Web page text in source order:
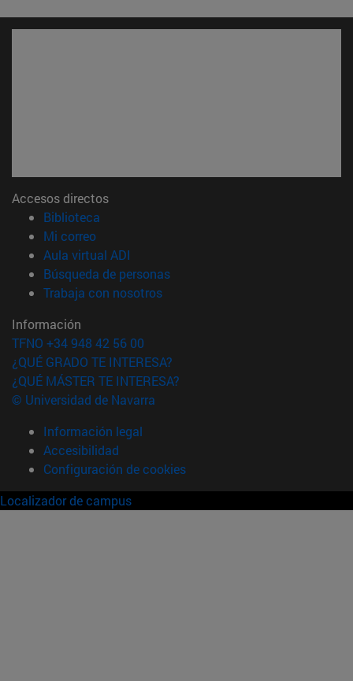
Accesos directos
Biblioteca
Mi correo(abre en nueva ventana)
Aula virtual ADI
Búsqueda de personas(abre en nueva ventana)
Trabaja con nosotros(abre en nueva ventana)
Información
TFNO +34 948 42 56 00
¿QUÉ GRADO TE INTERESA?
¿QUÉ MÁSTER TE INTERESA?
© Universidad de Navarra
Información legal
Accesibilidad
Configuración de cookies
Localizador de campus